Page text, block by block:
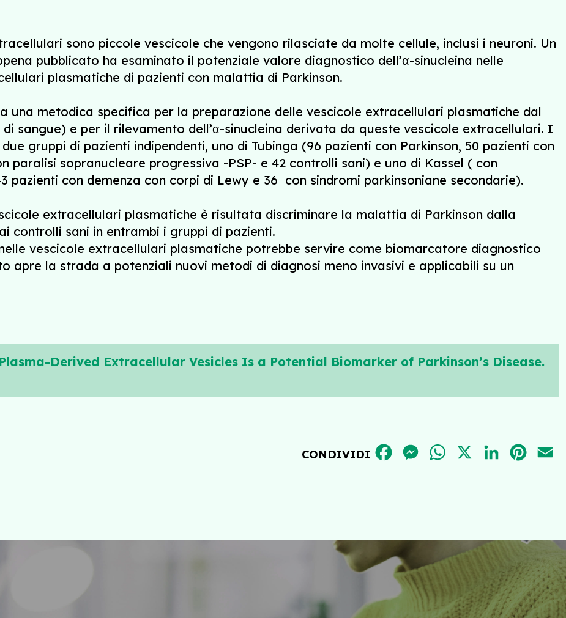
sono piccole vescicole che vengono rilasciate da molte cellule, inclusi i neuroni. Un
pubblicato ha esaminato il potenziale valore diagnostico dell’α-sinucleina nelle
plasmatiche di pazienti con malattia di Parkinson.
una metodica specifica per la preparazione delle vescicole extracellulari plasmatiche dal
sangue) e per il rilevamento dell’α-sinucleina derivata da queste vescicole extracellulari. I
gruppi di pazienti indipendenti, uno di Tubinga (96 pazienti con Parkinson, 50 pazienti con
paralisi sopranucleare progressiva -PSP- e 42 controlli sani) e uno di Kassel ( con
pazienti con demenza con corpi di Lewy e 36 con sindromi parkinsoniane secondarie).
extracellulari plasmatiche è risultata discriminare la malattia di Parkinson dalla
controlli sani in entrambi i gruppi di pazienti.
vescicole extracellulari plasmatiche potrebbe servire come biomarcatore diagnostico
apre la strada a potenziali nuovi metodi di diagnosi meno invasivi e applicabili su un
Derived Extracellular Vesicles Is a Potential Biomarker of Parkinson’s Disease.
CONDIVIDI FACEBOOKMESSENGER
WHATSAPPLINKEDIN